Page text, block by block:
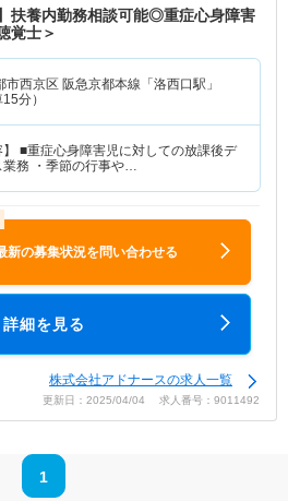
扶養内勤務相談可能◎重症心身障害
覚士＞
市西京区 阪急京都本線「洛西口駅」
分）
】 ■重症心身障害児に対しての放課後デ
業務 ・季節の行事や…
新の募集状況を問い合わせる
詳細を見る
株式会社アドナースの求人一覧
更新日：2025/04/04 求人番号：9011492
1